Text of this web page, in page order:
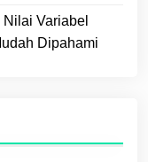
Variabel
Dipahami